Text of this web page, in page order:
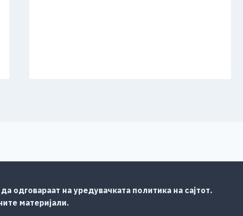
одговараат на уредувачката политика на сајтот.
материјали.